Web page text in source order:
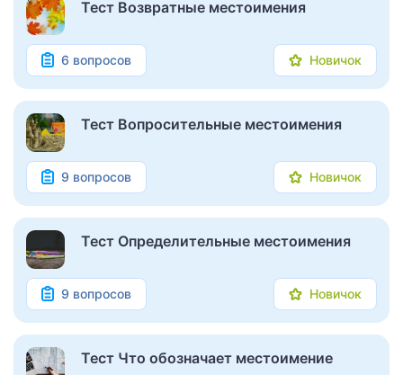
Тест Возвратные местоимения
6 вопросов Новичок
Тест Вопросительные местоимения
9 вопросов Новичок
Тест Определительные местоимения
9 вопросов Новичок
Тест Что обозначает местоимение